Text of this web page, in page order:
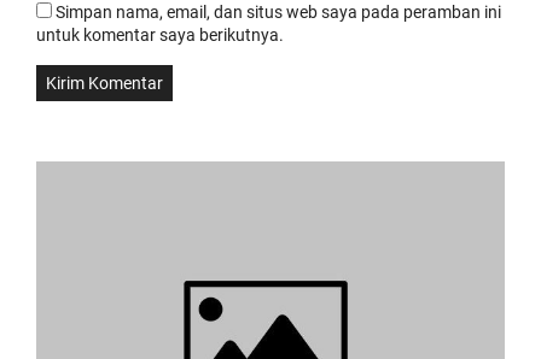
Simpan nama, email, dan situs web saya pada peramban ini
untuk komentar saya berikutnya.